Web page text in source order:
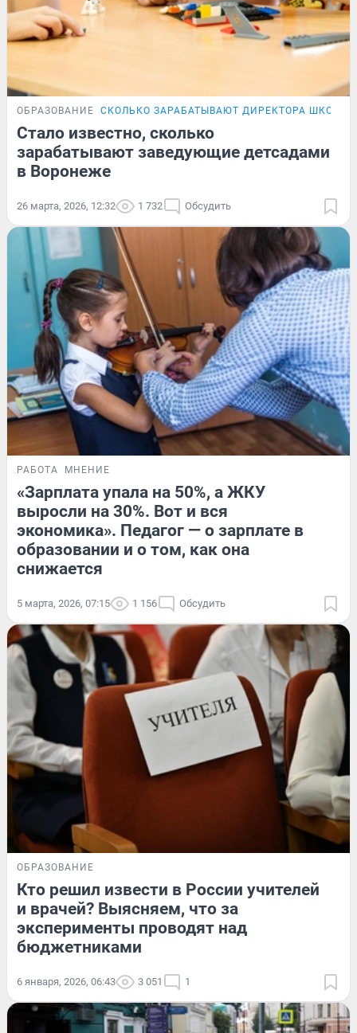
ОБРАЗОВАНИЕ СКОЛЬКО ЗАРАБАТЫВАЮТ ДИРЕКТОРА ШКОЛ В
Стало известно, сколько
зарабатывают заведующие детсадами
в Воронеже
26 марта, 2026, 12:32 1 732 Обсудить
РАБОТА МНЕНИЕ
«Зарплата упала на 50%, а ЖКУ
выросли на 30%. Вот и вся
экономика». Педагог — о зарплате в
образовании и о том, как она
снижается
5 марта, 2026, 07:15 1 156 Обсудить
ОБРАЗОВАНИЕ
Кто решил извести в России учителей
и врачей? Выясняем, что за
эксперименты проводят над
бюджетниками
6 января, 2026, 06:43 3 051 1